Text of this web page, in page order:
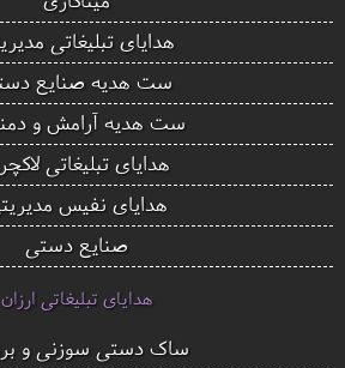
هدایای تبلیغاتی
ست هدیه صنایع
ست هدیه آرامش و
هدایای تبلیغاتی
هدایای نفیس
صنایع دستی
هدایای تبلیغاتی ارزان
ساک دستی سوزنی و